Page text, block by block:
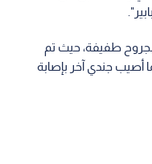
أسفر عن إصابة 11 جنديا بجروح طفيفة، حيث تم
أصيب جندي آخر بإصابة